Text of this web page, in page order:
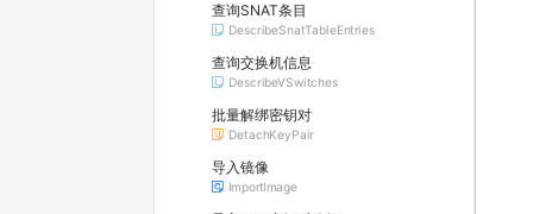
查询SNAT条目
DescribeSnatTableEntries
查询交换机信息
DescribeVSwitches
批量解绑密钥对
DetachKeyPair
导入镜像
ImportImage